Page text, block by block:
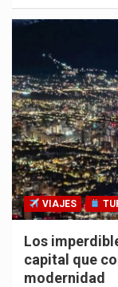
VIAJES
Los
capital que
modernidad